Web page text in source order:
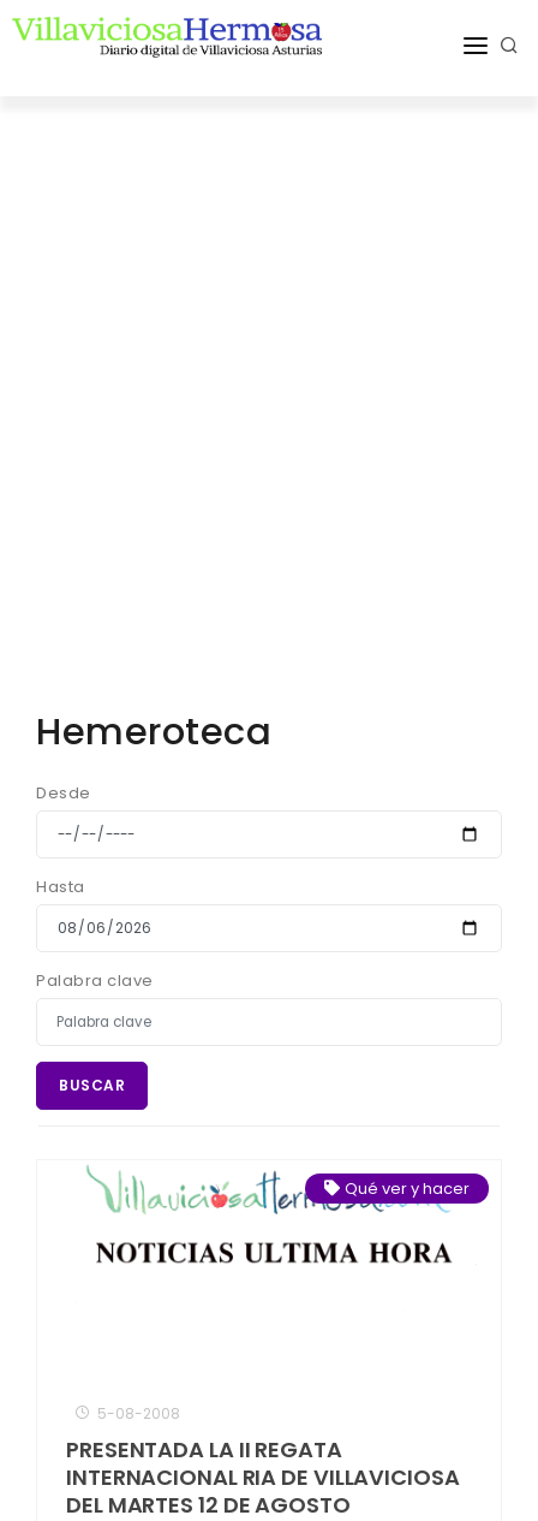
Hemeroteca
Desde
Hasta
Palabra clave
BUSCAR
Qué ver y hacer
5-08-2008
PRESENTADA LA II REGATA
INTERNACIONAL RIA DE VILLAVICIOSA
DEL MARTES 12 DE AGOSTO